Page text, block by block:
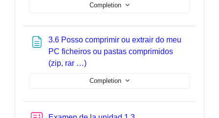
Completion
3.6 Posso comprimir ou extrair do meu
PC ficheiros ou pastas comprimidos
(zip, rar …)Page
Completion